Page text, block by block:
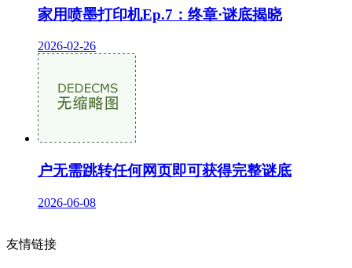
家用喷墨打印机Ep.7：终章·谜底揭晓
2026-02-26
户无需跳转任何网页即可获得完整谜底
2026-06-08
友情链接